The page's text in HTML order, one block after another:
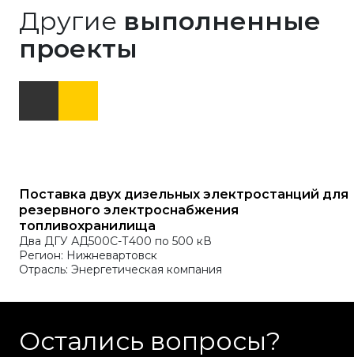
Другие выполненные
проекты
Поставка двух дизельных электростанций для
резервного электроснабжения
топливохранилища
Два ДГУ АД500С-Т400 по 500 кВ
Регион: Нижневартовск
Отрасль: Энергетическая компания
Остались вопросы?